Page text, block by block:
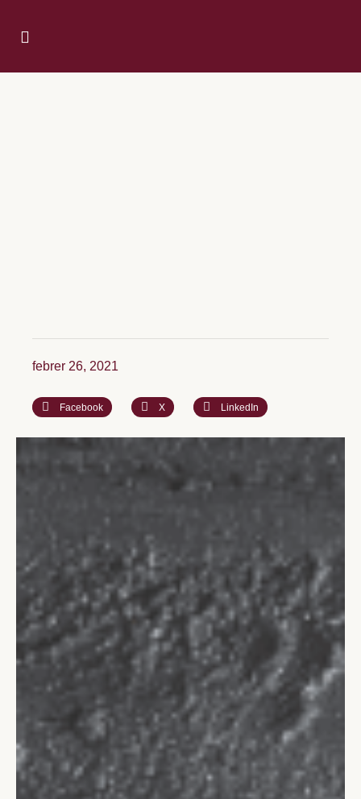
febrer 26, 2021
Facebook X LinkedIn